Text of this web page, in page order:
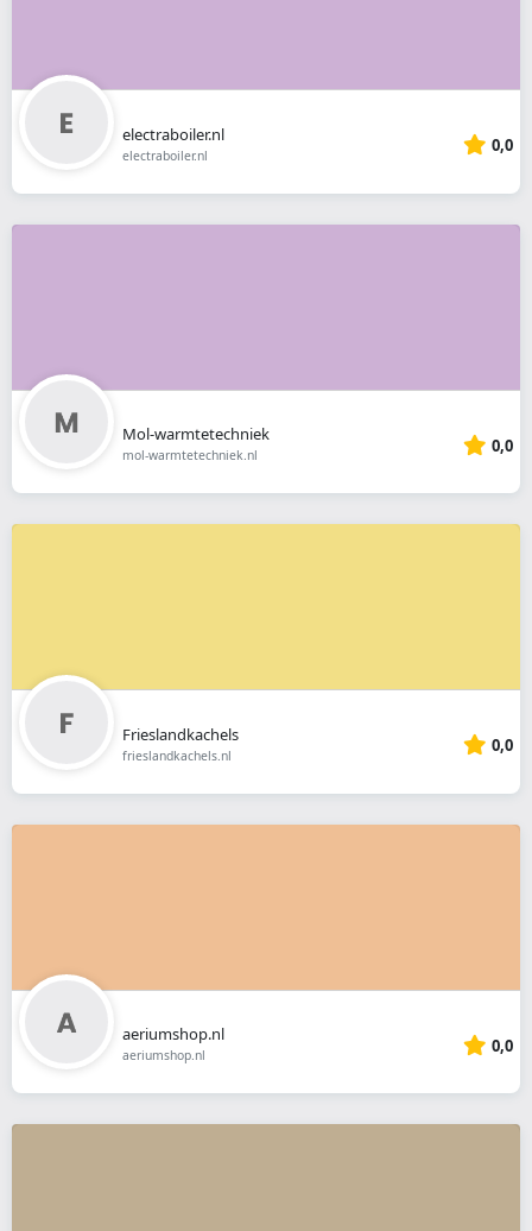
electraboiler.nl
electraboiler.nl 0,0
Mol-warmtetechniek
mol-warmtetechniek.nl 0,0
Frieslandkachels
frieslandkachels.nl 0,0
aeriumshop.nl
aeriumshop.nl 0,0